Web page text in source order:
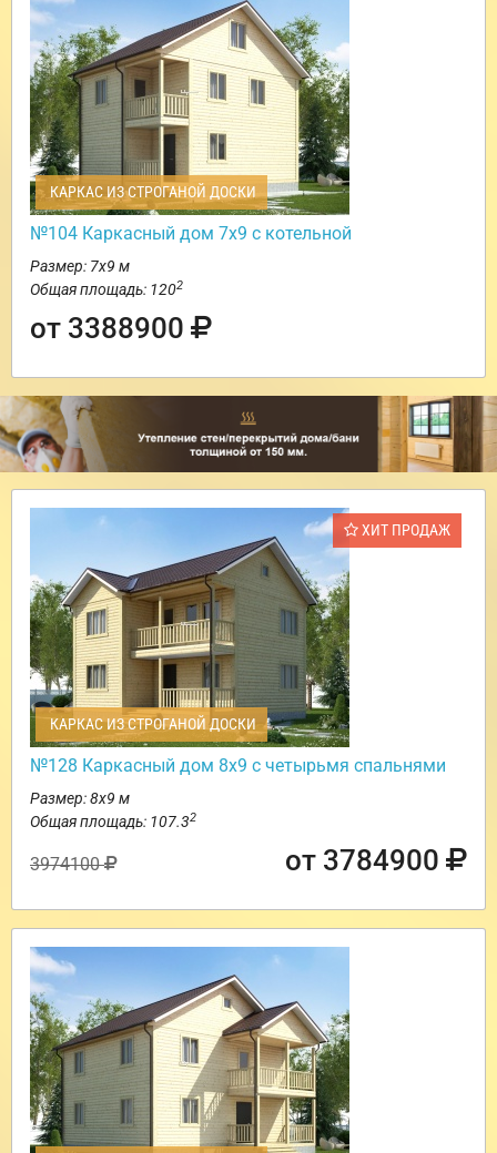
КАРКАС ИЗ СТРОГАНОЙ ДОСКИ
№104 Каркасный дом 7х9 с котельной
Размер: 7х9 м
Общая площадь: 1202
от 3388900
ХИТ ПРОДАЖ
КАРКАС ИЗ СТРОГАНОЙ ДОСКИ
№128 Каркасный дом 8х9 с четырьмя спальнями
Размер: 8х9 м
Общая площадь: 107.32
3974100 от 3784900